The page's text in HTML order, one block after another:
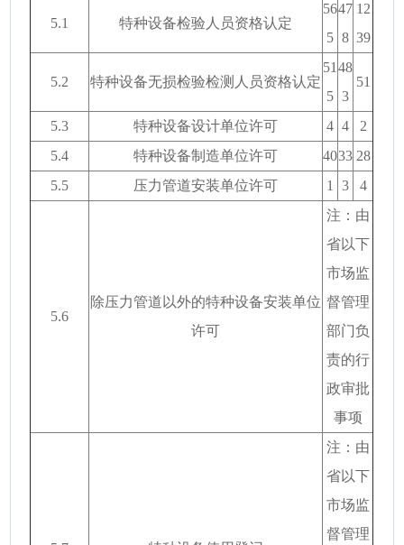
5.1 特种设备检验人员资格认定
56
5
47
8
12
39
5.2 特种设备无损检验检测人员资格认定
51
5
48
3
51
5.3 特种设备设计单位许可 4 4
2
5.4
特种设备制造单位许可 4033 28
5.5
压力管道安装单位许可 1 3 4
5.6
除压力管道以外的特种设备安装单位
许可
注：由
省以下
市场监
督管理
部门负
责的行
政审批
事项
注：由
省以下
市场监
督管理